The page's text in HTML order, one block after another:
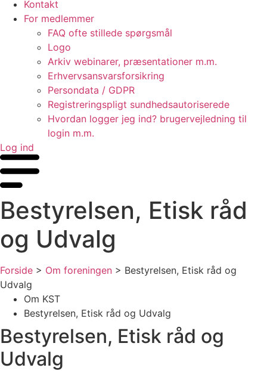
Kontakt
For medlemmer
FAQ ofte stillede spørgsmål
Logo
Arkiv webinarer, præsentationer m.m.
Erhvervsansvarsforsikring
Persondata / GDPR
Registreringspligt sundhedsautoriserede
Hvordan logger jeg ind? brugervejledning til
login m.m.
Log ind
Bestyrelsen, Etisk råd
og Udvalg
Forside > Om foreningen > Bestyrelsen, Etisk råd og
Udvalg
Om KST
Bestyrelsen, Etisk råd og Udvalg
Bestyrelsen, Etisk råd og
Udvalg